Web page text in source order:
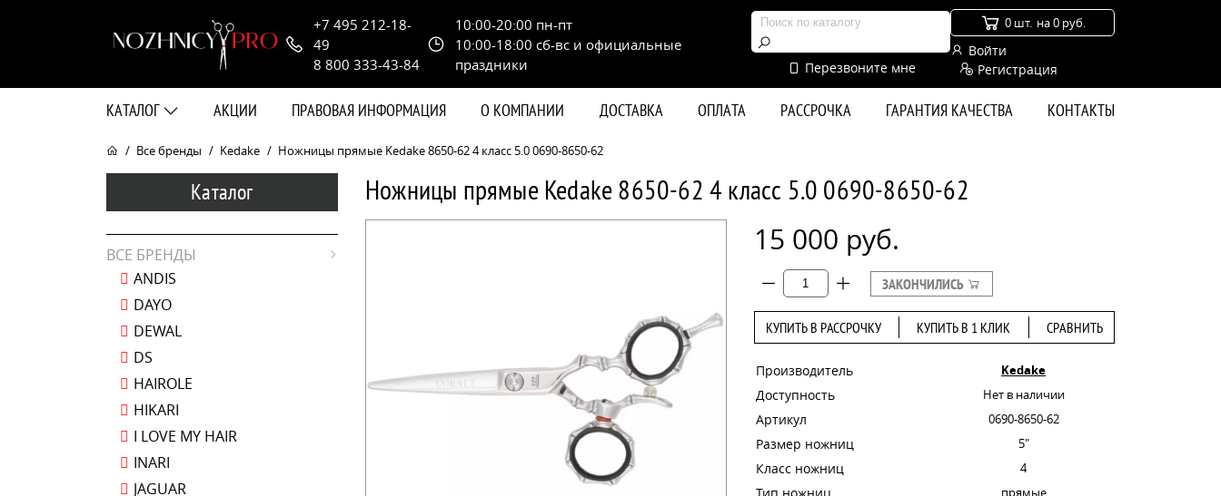
+7 495 212-18-
49
8 800 333-43-84
10:00-20:00 пн-пт
10:00-18:00 сб-вс и официальные
праздники
Перезвоните мне
0 шт. на 0 руб.
Войти
Регистрация
КАТАЛОГ АКЦИИ ПРАВОВАЯ ИНФОРМАЦИЯ О КОМПАНИИ ДОСТАВКА ОПЛАТА РАССРОЧКА ГАРАНТИЯ КАЧЕСТВА КОНТАКТЫ
Все бренды Kedake Ножницы прямые Kedake 8650-62 4 класс 5.0 0690-8650-62
Каталог
ВСЕ БРЕНДЫ
ANDIS
DAYO
DEWAL
DS
HAIROLE
HIKARI
I LOVE MY HAIR
INARI
JAGUAR
Ножницы прямые Kedake 8650-62 4 класс 5.0 0690-8650-62
15 000 руб.
ЗАКОНЧИЛИСЬ
КУПИТЬ В РАССРОЧКУ КУПИТЬ В 1 КЛИК СРАВНИТЬ
Производитель Kedake
Доступность Нет в наличии
Артикул 0690-8650-62
Размер ножниц 5"
Класс ножниц 4
прямые